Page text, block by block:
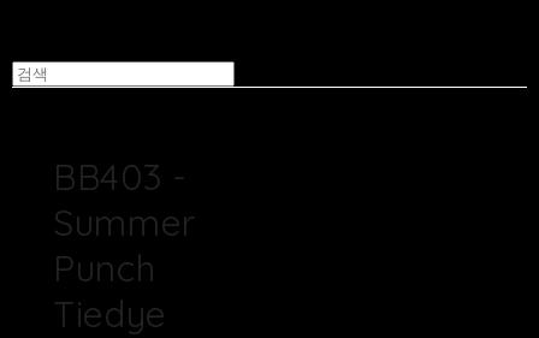
BB403 -
Summer
Punch
Tiedye